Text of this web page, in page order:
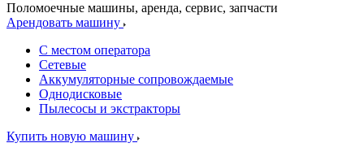
Поломоечные машины, аренда, сервис, запчасти
Арендовать машину
С местом оператора
Сетевые
Аккумуляторные сопровождаемые
Однодисковые
Пылесосы и экстракторы
Купить новую машину